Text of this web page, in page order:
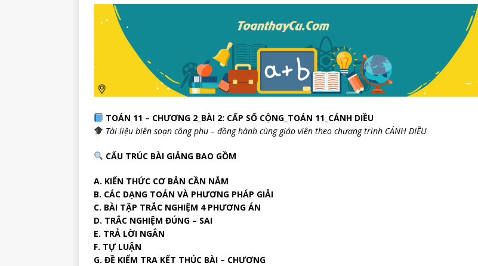
TOÁN 11 – CHƯƠNG 2_BÀI 2: CẤP SỐ CỘNG_TOÁN 11_CÁNH DIỀU
Tài liệu biên soạn công phu – đồng hành cùng giáo viên theo chương trình CÁNH DIỀU
CẤU TRÚC BÀI GIẢNG BAO GỒM
A. KIẾN THỨC CƠ BẢN CẦN NẮM
B. CÁC DẠNG TOÁN VÀ PHƯƠNG PHÁP GIẢI
C. BÀI TẬP TRẮC NGHIỆM 4 PHƯƠNG ÁN
D. TRẮC NGHIỆM ĐÚNG – SAI
E. TRẢ LỜI NGẮN
F. TỰ LUẬN
G. ĐỀ KIỂM TRA KẾT THÚC BÀI – CHƯƠNG